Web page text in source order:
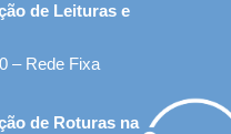
de Leituras e
– Rede Fixa
de Roturas na